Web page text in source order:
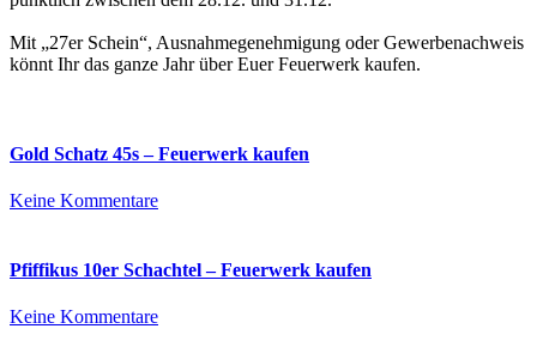
Mit „27er Schein“, Ausnahmegenehmigung oder Gewerbenachweis
könnt Ihr das ganze Jahr über Euer Feuerwerk kaufen.
Gold Schatz 45s – Feuerwerk kaufen
Keine Kommentarezu
45s
–
kaufen
Pfiffikus 10er Schachtel – Feuerwerk kaufen
Keine Kommentarezu